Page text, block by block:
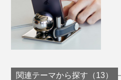
関連テーマから探す（13）